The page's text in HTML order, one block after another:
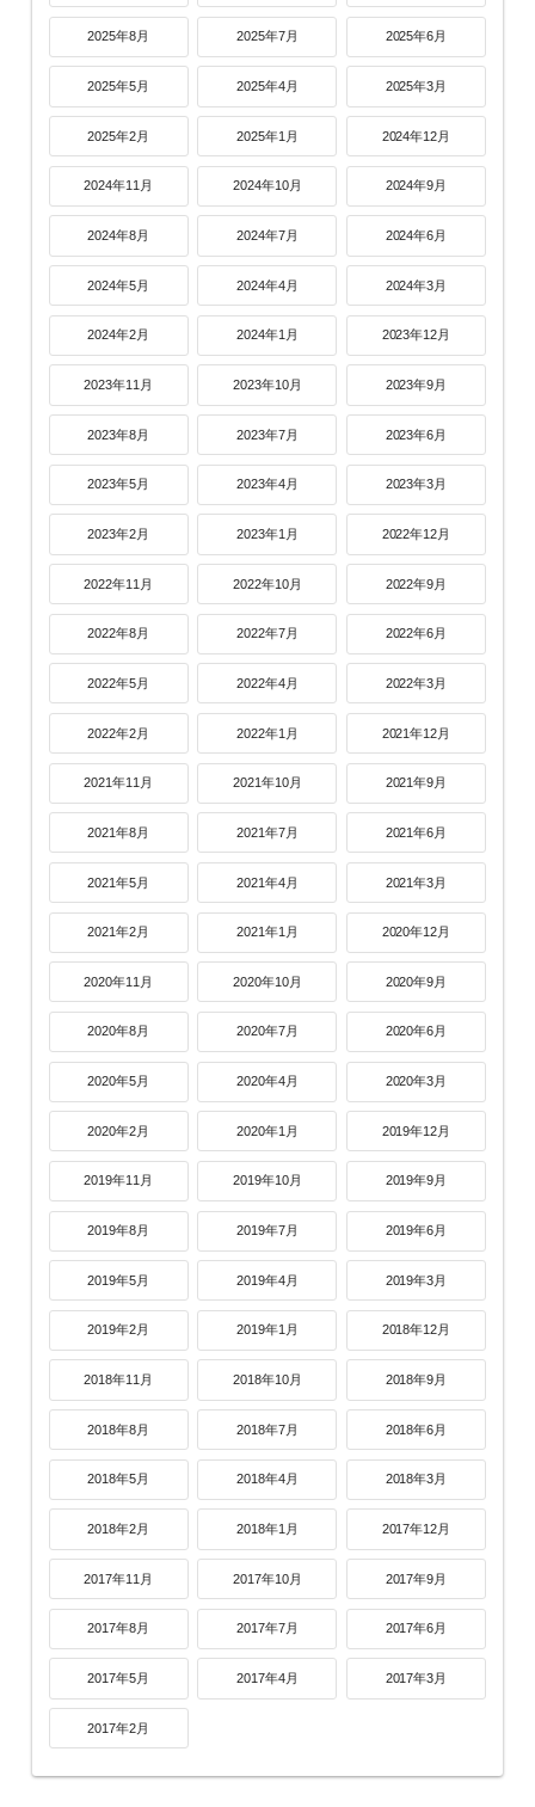
2025年8月 2025年7月 2025年6月
2025年5月 2025年4月 2025年3月
2025年2月 2025年1月 2024年12月
2024年11月 2024年10月 2024年9月
2024年8月 2024年7月 2024年6月
2024年5月 2024年4月 2024年3月
2024年2月 2024年1月 2023年12月
2023年11月 2023年10月 2023年9月
2023年8月 2023年7月 2023年6月
2023年5月 2023年4月 2023年3月
2023年2月 2023年1月 2022年12月
2022年11月 2022年10月 2022年9月
2022年8月 2022年7月 2022年6月
2022年5月 2022年4月 2022年3月
2022年2月 2022年1月 2021年12月
2021年11月 2021年10月 2021年9月
2021年8月 2021年7月 2021年6月
2021年5月 2021年4月 2021年3月
2021年2月 2021年1月 2020年12月
2020年11月 2020年10月 2020年9月
2020年8月 2020年7月 2020年6月
2020年5月 2020年4月 2020年3月
2020年2月 2020年1月 2019年12月
2019年11月 2019年10月 2019年9月
2019年8月 2019年7月 2019年6月
2019年5月 2019年4月 2019年3月
2019年2月 2019年1月 2018年12月
2018年11月 2018年10月 2018年9月
2018年8月 2018年7月 2018年6月
2018年5月 2018年4月 2018年3月
2018年2月 2018年1月 2017年12月
2017年11月 2017年10月 2017年9月
2017年8月 2017年7月 2017年6月
2017年5月 2017年4月 2017年3月
2017年2月